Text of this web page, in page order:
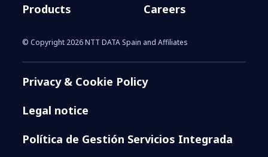
Products
Careers
© Copyright 2026 NTT DATA Spain and Affiliates
Privacy & Cookie Policy
Legal notice
Política de Gestión Servicios Integrada